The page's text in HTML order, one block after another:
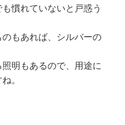
慣れていないと戸惑う
もあれば、シルバーの
明もあるので、用途に
。